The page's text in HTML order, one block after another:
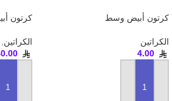
كرتون أبيض وسط
الكراتين
4.00
كرتون
الكراتين